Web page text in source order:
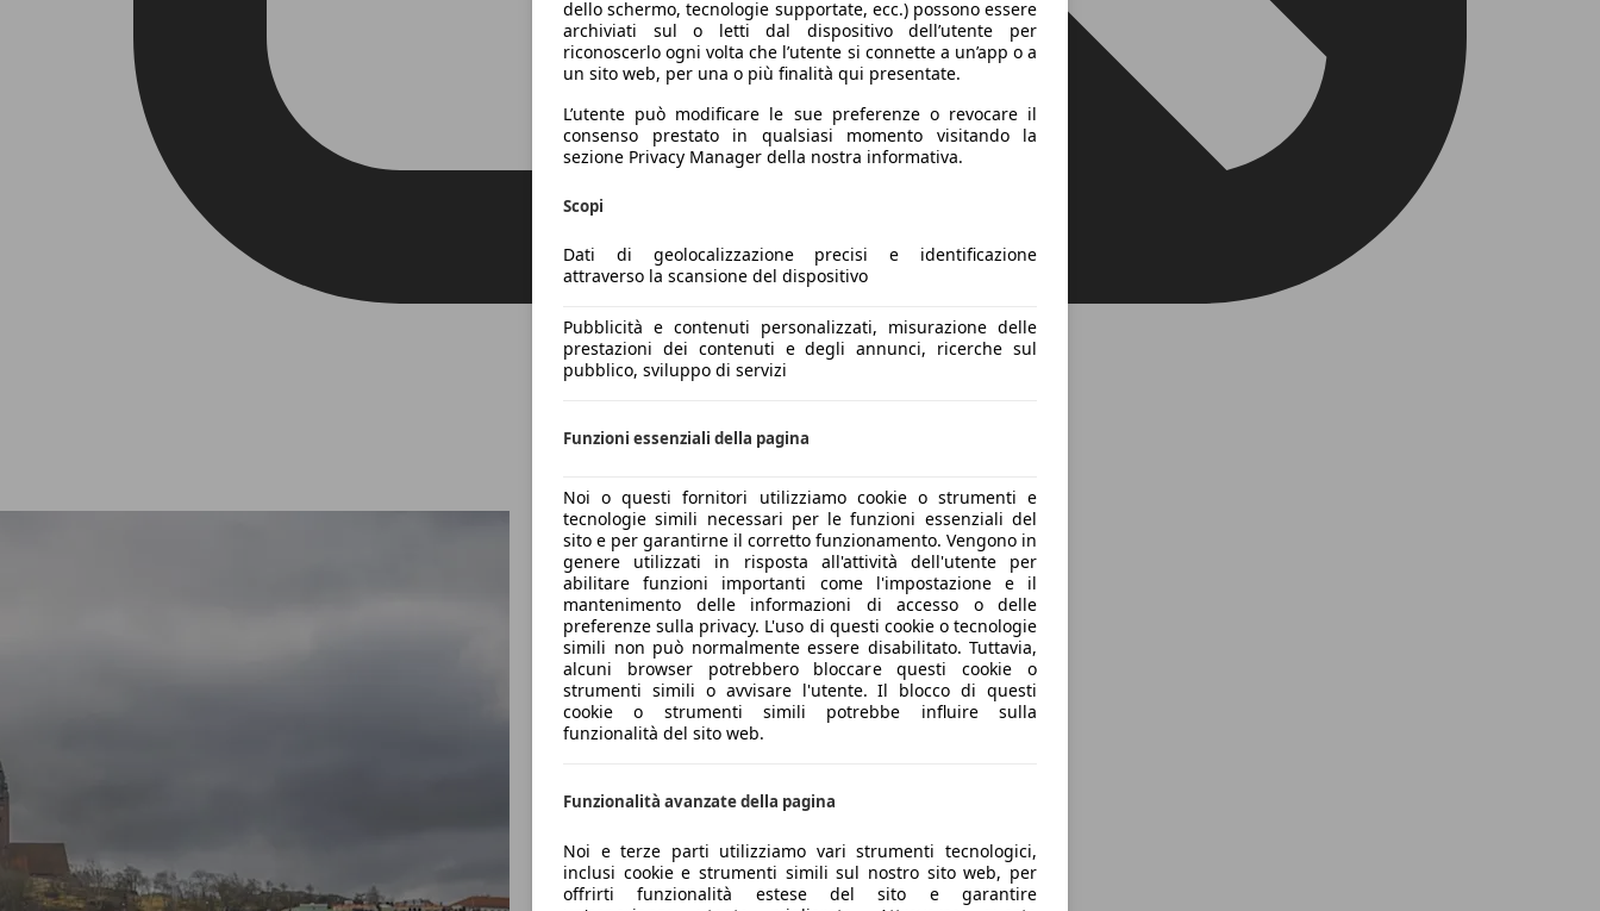
dello schermo, tecnologie supportate, ecc.) possono essere
archiviati sul o letti dal dispositivo dell’utente per
riconoscerlo ogni volta che l’utente si connette a un’app o a
un sito web, per una o più finalità qui presentate.
L’utente può modificare le sue preferenze o revocare il
consenso prestato in qualsiasi momento visitando la
sezione Privacy Manager della nostra informativa.
Scopi
Dati di geolocalizzazione precisi e identificazione
attraverso la scansione del dispositivo
Pubblicità e contenuti personalizzati, misurazione delle
prestazioni dei contenuti e degli annunci, ricerche sul
pubblico, sviluppo di servizi
Funzioni essenziali della pagina
Noi o questi fornitori utilizziamo cookie o strumenti e
tecnologie simili necessari per le funzioni essenziali del
sito e per garantirne il corretto funzionamento. Vengono in
genere utilizzati in risposta all'attività dell'utente per
abilitare funzioni importanti come l'impostazione e il
mantenimento delle informazioni di accesso o delle
preferenze sulla privacy. L'uso di questi cookie o tecnologie
simili non può normalmente essere disabilitato. Tuttavia,
alcuni browser potrebbero bloccare questi cookie o
strumenti simili o avvisare l'utente. Il blocco di questi
cookie o strumenti simili potrebbe influire sulla
funzionalità del sito web.
Funzionalità avanzate della pagina
Noi e terze parti utilizziamo vari strumenti tecnologici,
inclusi cookie e strumenti simili sul nostro sito web, per
offrirti funzionalità estese del sito e garantire